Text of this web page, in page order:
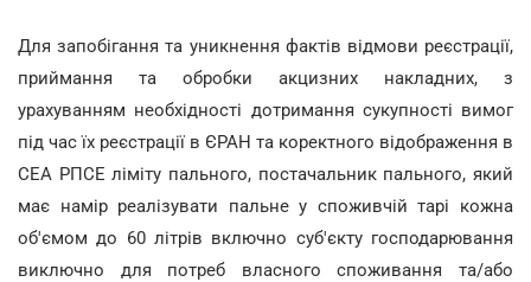
Для запобігання та уникнення фактів відмови реєстрації,
приймання та обробки акцизних накладних, з
урахуванням необхідності дотримання сукупності вимог
під час їх реєстрації в ЄРАН та коректного відображення в
СЕА РПСЕ ліміту пального, постачальник пального, який
має намір реалізувати пальне у споживчій тарі кожна
об'ємом до 60 літрів включно суб'єкту господарювання
виключно для потреб власного споживання та/або